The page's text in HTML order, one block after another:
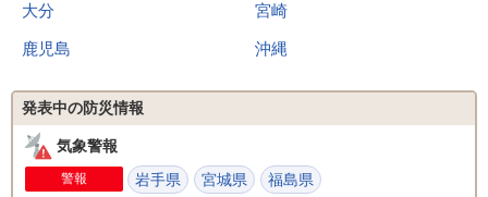
大分 宮崎
鹿児島 沖縄
発表中の防災情報
気象警報
警報 岩手県 宮城県 福島県